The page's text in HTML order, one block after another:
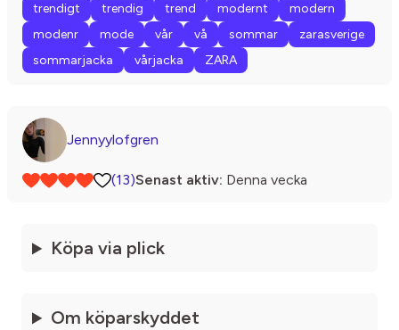
trendigt trendig trend modernt
modern
modenr
mode vår vå sommar
zarasverige
sommarjacka
vårjacka ZARA
Jennyylofgren
(13)Senast aktiv: Denna vecka
Köpa via plick
Om köparskyddet